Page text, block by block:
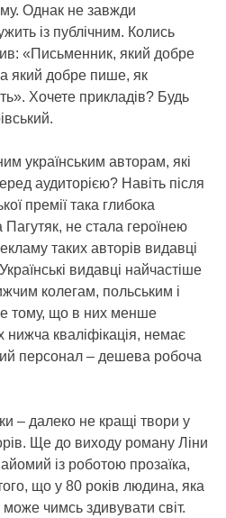
Однак не завжди
із публічним. Колись
«Письменник, який добре
який добре пише, як
Хочете прикладів? Будь
українським авторам, які
аудиторією? Навіть після
премії така глибока
не стала героїнею
таких авторів видавці
видавці найчастіше
колегам, польським і
тому, що в них менше
кваліфікація, немає
персонал – дешева робоча
– далеко не кращі твори у
Ще до виходу роману Ліни
із роботою прозаїка,
що у 80 років людина, яка
чимсь здивувати світ.